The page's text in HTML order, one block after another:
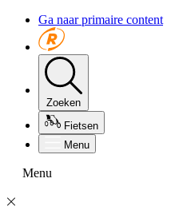
Ga naar primaire content
Zoeken
Fietsen
Menu
Menu